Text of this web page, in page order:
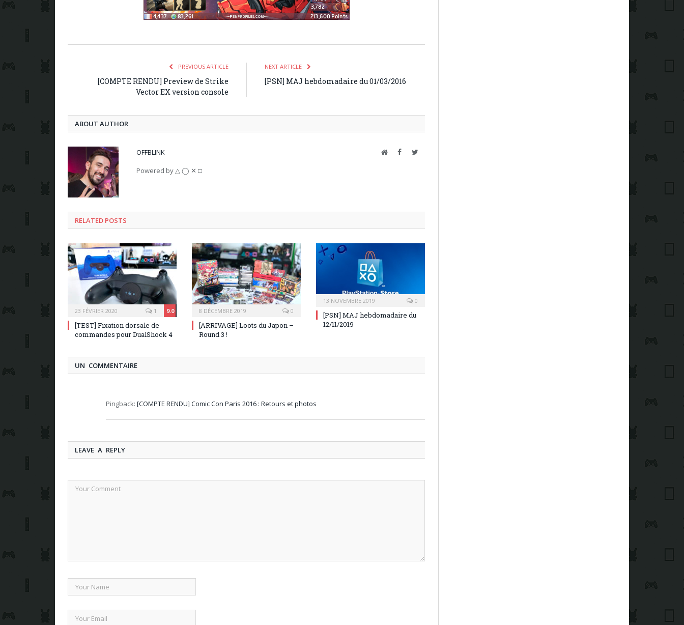
PREVIOUS ARTICLE
[COMPTE RENDU] Preview de Strike
Vector EX version console
NEXT ARTICLE
[PSN] MAJ hebdomadaire du 01/03/2016
ABOUT AUTHOR
OFFBLINK WebsiteFacebookTwitter
Powered by △ ◯ ✕ □
RELATED POSTS
23 FÉVRIER 2020 9.0
1
[TEST] Fixation dorsale de
commandes pour DualShock 4
8 DÉCEMBRE 2019 0
[ARRIVAGE] Loots du Japon –
Round 3 !
13 NOVEMBRE 2019 0
[PSN] MAJ hebdomadaire du
12/11/2019
UN COMMENTAIRE
Pingback: [COMPTE RENDU] Comic Con Paris 2016 : Retours et photos
LEAVE A REPLY